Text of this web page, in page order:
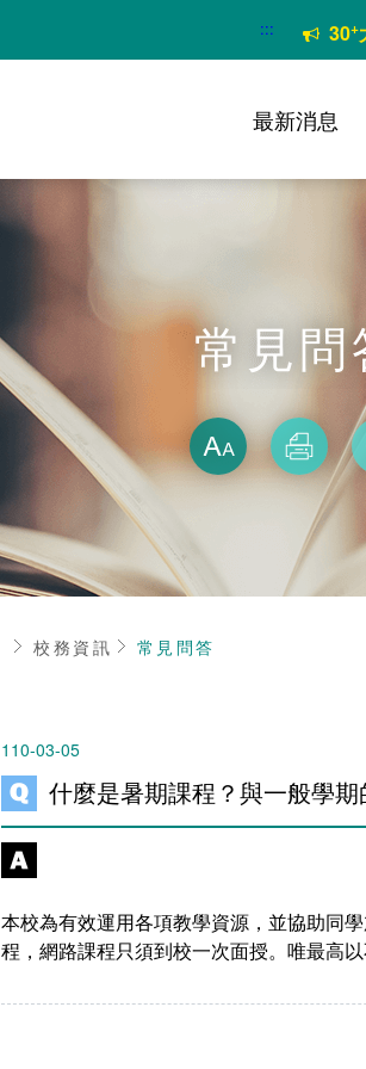
::: 30+
最新消息
常見問
放大
列印
首頁校務資訊 常見問答
110-03-05
什麼是暑期課程？與一般學期
本校為有效運用各項教學資源，並協助同
程，網路課程只須到校一次面授。唯最高